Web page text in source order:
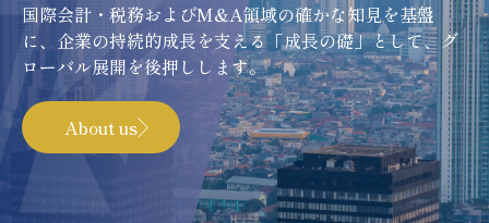
国際会計・税務およびM&A領域の確かな知見を基盤
に、企業の持続的成長を支える「成長の礎」として、グ
ローバル展開を後押しします。
About us